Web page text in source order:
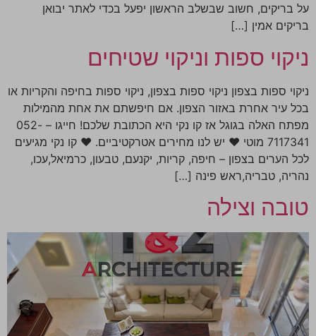
על בריקים, חשוב שבשלב הראשון יפעל בכדי לאתר יבואן
בריקים אמין […]
ניקוי ספות וניקוי שטיחים
ניקוי ספות בצפון ניקוי ספות בצפון, ניקוי ספות בחיפה והקריות או
בכל עיר אחרת באזור הצפון. אם חיפשתם את אחת מהמילות
מפתח האלה בגוגל אז קו נקי היא הכתובת שלכם! חייגו – 052-
7117341 מוטי ♥ יש לנו מחירים אטרקטיביים. ♥ קו נקי מגיעים
לכל הערים בצפון – חיפה, קריות, יקנעם, טבעון, כרמיאל,עכו,
נהריה, טבריה,ראש פינה […]
טובה וצילה